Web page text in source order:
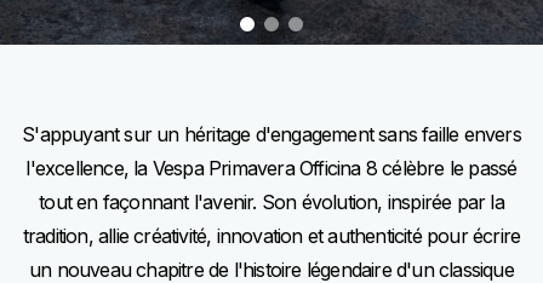
item
0
item
1
2
Item
Item
S'appuyant sur un héritage d'engagement sans faille envers
l'excellence, la Vespa Primavera Officina 8 célèbre le passé
tout en façonnant l'avenir. Son évolution, inspirée par la
tradition, allie créativité, innovation et authenticité pour écrire
un nouveau chapitre de l'histoire légendaire d'un classique